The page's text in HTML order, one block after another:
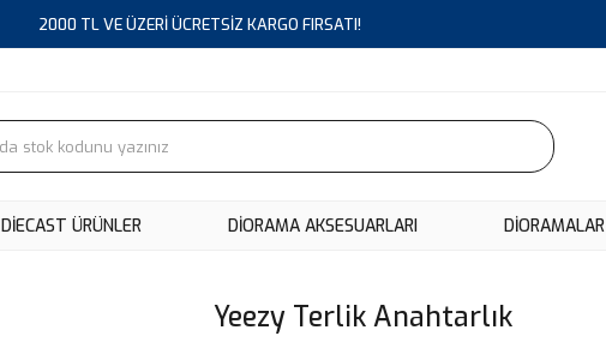
2000 TL VE ÜZERİ ÜCRETSİZ KARGO FIRSATI!
DIECAST ÜRÜNLER DİORAMA AKSESUARLARI DIORAMALAR
Yeezy Terlik Anahtarlık